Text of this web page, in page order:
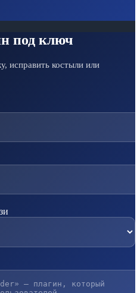
под ключ
исправить костыли или